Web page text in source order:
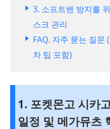
3. 소프트밴 방지를
스크 관리
FAQ. 자주 묻는 질문
차 팁 포함)
1. 포켓몬고 시카
일정 및 메가뮤츠